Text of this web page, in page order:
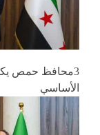
3محافظ حمص
الأساسي